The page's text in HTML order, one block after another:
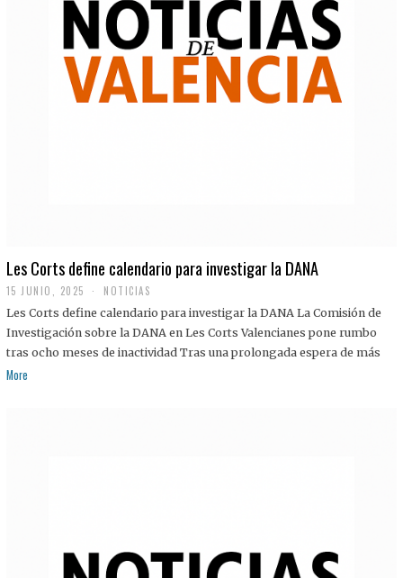
Les Corts define calendario para investigar la DANA
15 JUNIO, 2025 NOTICIAS
Les Corts define calendario para investigar la DANA La Comisión de
Investigación sobre la DANA en Les Corts Valencianes pone rumbo
tras ocho meses de inactividad Tras una prolongada espera de más
More